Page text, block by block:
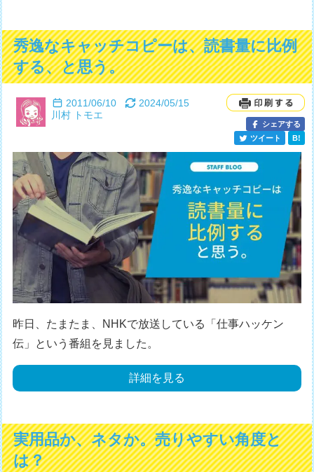
秀逸なキャッチコピーは、読書量に比例
する、と思う。
2011/06/10
2024/05/15
川村 トモエ
シェアする
ツイート
B!
昨日、たまたま、NHKで放送している「仕事ハッケン
伝」という番組を見ました。
詳細を見る
実用品か、ネタか。売りやすい角度と
は？